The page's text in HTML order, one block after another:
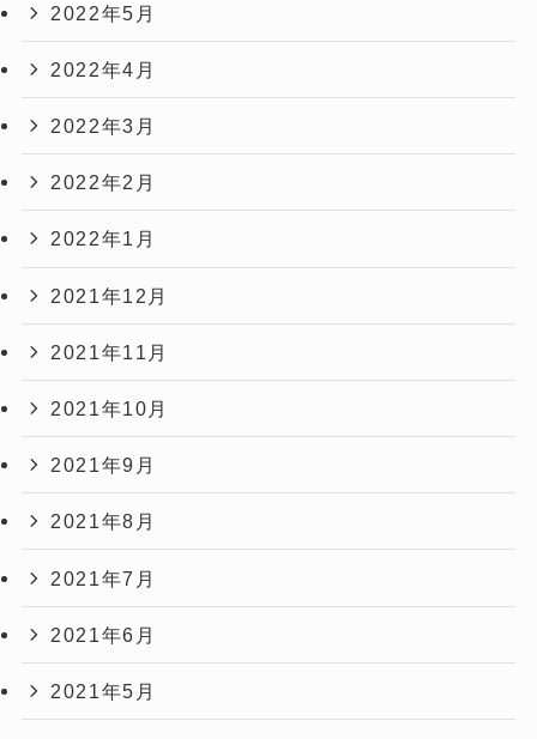
2022年5月
2022年4月
2022年3月
2022年2月
2022年1月
2021年12月
2021年11月
2021年10月
2021年9月
2021年8月
2021年7月
2021年6月
2021年5月